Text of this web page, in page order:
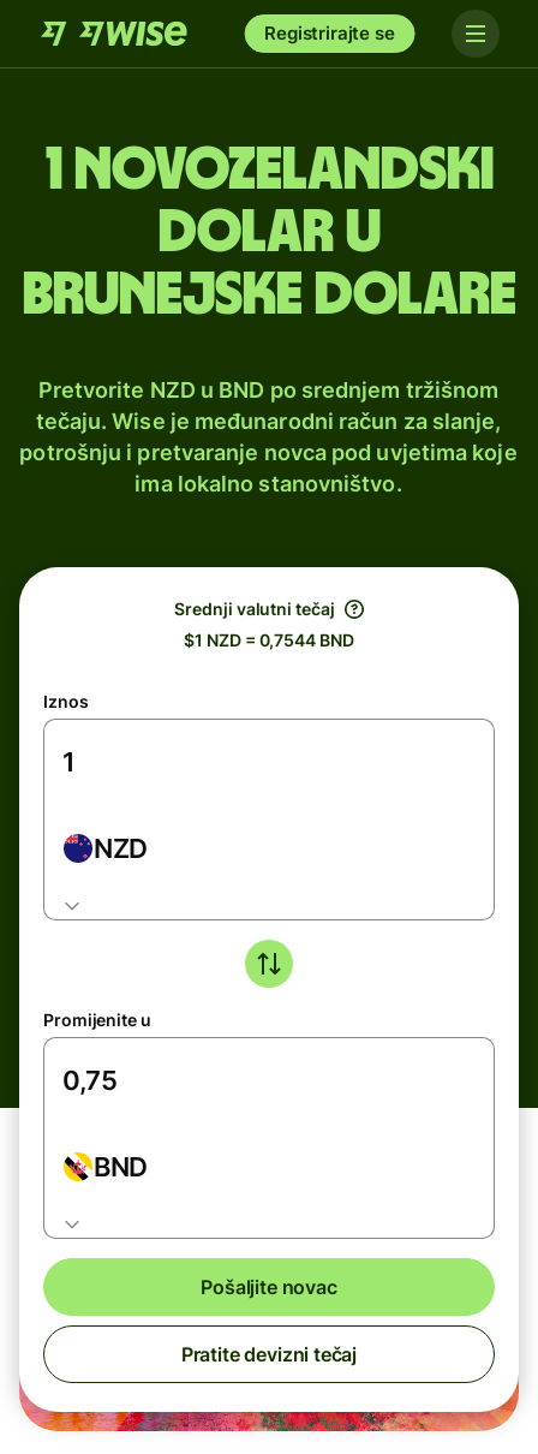
Registrirajte se
1 novozelandski
dolar u
Brunejske dolare
Pretvorite NZD u BND po srednjem tržišnom
tečaju. Wise je međunarodni račun za slanje,
potrošnju i pretvaranje novca pod uvjetima koje
ima lokalno stanovništvo.
Srednji valutni tečaj
$1 NZD = 0,7544 BND
Iznos
NZD
Promijenite u
BND
Pošaljite novac
Pratite devizni tečaj